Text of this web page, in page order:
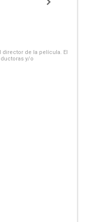
de la película. El
y/o